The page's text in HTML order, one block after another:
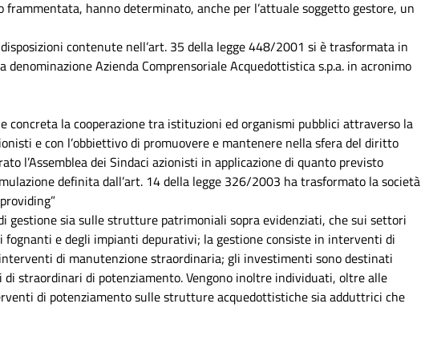
frammentata, hanno determinato, anche per l’attuale soggetto gestore, un
disposizioni contenute nell’art. 35 della legge 448/2001 si è trasformata in
denominazione Azienda Comprensoriale Acquedottistica s.p.a. in acronimo
concreta la cooperazione tra istituzioni ed organismi pubblici attraverso la
e con l’obbiettivo di promuovere e mantenere nella sfera del diritto
l’Assemblea dei Sindaci azionisti in applicazione di quanto previsto
definita dall’art. 14 della legge 326/2003 ha trasformato la società
gestione sia sulle strutture patrimoniali sopra evidenziati, che sui settori
e degli impianti depurativi; la gestione consiste in interventi di
di manutenzione straordinaria; gli investimenti sono destinati
straordinari di potenziamento. Vengono inoltre individuati, oltre alle
di potenziamento sulle strutture acquedottistiche sia adduttrici che